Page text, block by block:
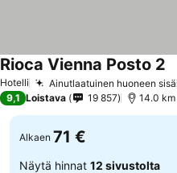
Hotelli Ainutlaatuinen huoneen
Rioca Vienna Posto 2
9,1 Loistava 19 857 14.0
Alkaen 71 €
Näytä hinnat 12 sivustolta